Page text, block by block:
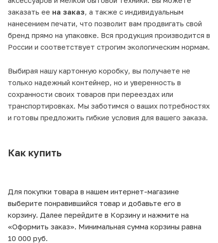
заказать ее на заказ , а также с индивидуальным
нанесением печати, что позволит вам продвигать свой
бренд прямо на упаковке. Вся продукция производится в
России и соответствует строгим экологическим нормам.
Выбирая нашу картонную коробку, вы получаете не
только надежный контейнер, но и уверенность в
сохранности своих товаров при переездах или
транспортировках. Мы заботимся о ваших потребностях
и готовы предложить гибкие условия для вашего заказа.
Как купить
Для покупки товара в нашем интернет-магазине
выберите понравившийся товар и добавьте его в
корзину. Далее перейдите в Корзину и нажмите на
«Оформить заказ». Минимальная сумма корзины равна
10 000 руб.